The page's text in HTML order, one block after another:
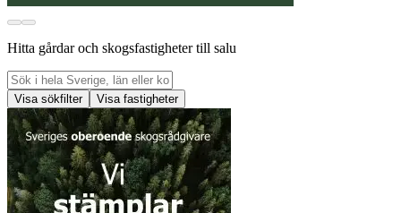
Hitta gårdar och skogsfastigheter till salu
Visa sökfilter Visa fastigheter